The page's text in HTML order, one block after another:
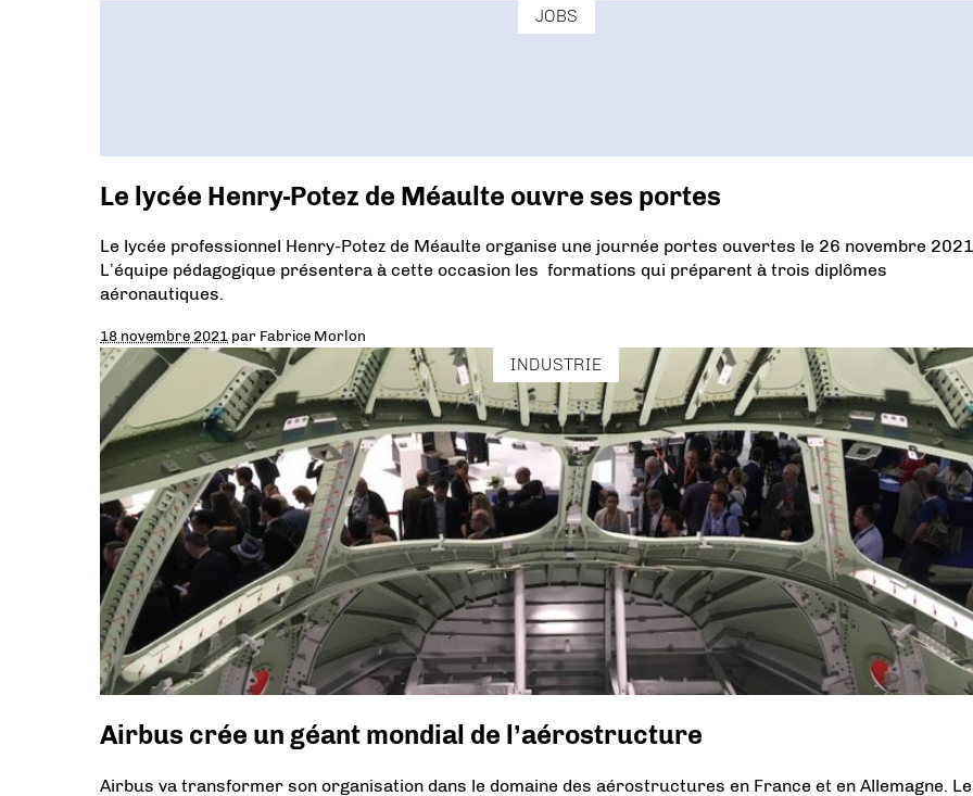
JOBS
Le lycée Henry-Potez de Méaulte ouvre ses portes
Le lycée professionnel Henry-Potez de Méaulte organise une journée portes ouvertes le 26 novembre
L’équipe pédagogique présentera à cette occasion les formations qui préparent à trois diplômes
aéronautiques.
18 novembre 2021 par Fabrice Morlon
INDUSTRIE
Airbus crée un géant mondial de l’aérostructure
Airbus va transformer son organisation dans le domaine des aérostructures en France et en Allemagne.